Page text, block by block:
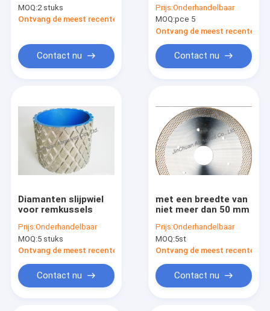
MOQ:2 stuks
Ontvang de meest recente Prijs
Contact nu
Prijs:Onderhandelbaar
MOQ:pce 5
Ontvang de meest recente
Contact nu
Diamanten slijpwiel
voor remkussels
Prijs:Onderhandelbaar
MOQ:5 stuks
Ontvang de meest recente Prijs
Contact nu
met een breedte van
niet meer dan 50 mm
Prijs:Onderhandelbaar
MOQ:5st
Ontvang de meest recente
Contact nu